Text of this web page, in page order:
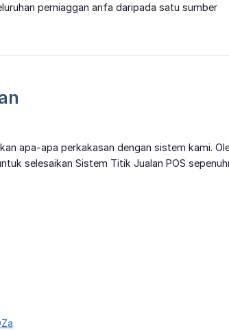
perniaggan anfa daripada satu sumber
apa-apa perkakasan dengan sistem kami.
selesaikan Sistem Titik Jualan POS